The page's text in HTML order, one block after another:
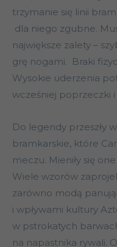
trzymanie się linii
dla niego zgubne.
największe zalety –
grę nogami. Braki
Wysokie uderzenia
wcześniej poprzeczki
Do legendy przeszły
bramkarskie, które
meczu. Mieniły się
Wiele wzorów
zarówno modą
i wpływami kultury
w pstrokatych
na napastnika rywali.